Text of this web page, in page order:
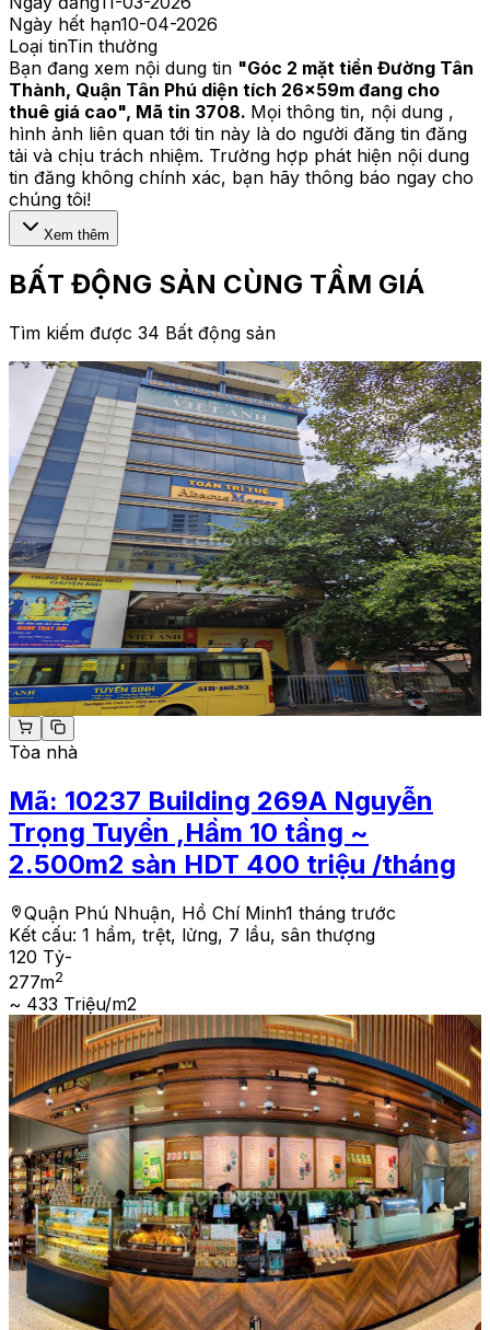
Ngày hết hạn10-04-2026
Loại tinTin thường
Bạn đang xem nội dung tin "Góc 2 mặt tiền Đường Tân
Thành, Quận Tân Phú diện tích 26x59m đang cho
thuê giá cao", Mã tin 3708. Mọi thông tin, nội dung ,
hình ảnh liên quan tới tin này là do người đăng tin đăng
tải và chịu trách nhiệm. Trường hợp phát hiện nội dung
tin đăng không chính xác, bạn hãy thông báo ngay cho
chúng tôi!
Xem thêm
BẤT ĐỘNG SẢN CÙNG TẦM GIÁ
Tìm kiếm được 34 Bất động sản
Tòa nhà
Mã: 10237 Building 269A Nguyễn
Trọng Tuyển ,Hầm 10 tầng ~
2.500m2 sàn HDT 400 triệu /tháng
Quận Phú Nhuận, Hồ Chí Minh1 tháng trước
Kết cấu: 1 hầm, trệt, lửng, 7 lầu, sân thượng
120 Tỷ-
277m2
~ 433 Triệu/m2